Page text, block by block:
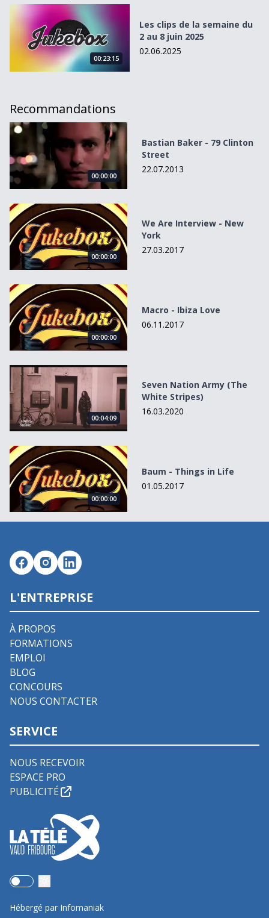
Les clips de la semaine du 2 au 8 juin 2025
00:23:15
Les clips de la semaine du
2 au 8 juin 2025
02.06.2025
Recommandations
Bastian Baker - 79 Clinton Street
00:00:00
Bastian Baker - 79 Clinton
Street
22.07.2013
We Are Interview - New York
00:00:00
We Are Interview - New
York
27.03.2017
Macro - Ibiza Love
00:00:00
Macro - Ibiza Love
06.11.2017
Seven Nation Army (The White Stripes)
00:04:09
Seven Nation Army (The
White Stripes)
16.03.2020
Baum - Things in Life
00:00:00
Baum - Things in Life
01.05.2017
L'ENTREPRISE
À PROPOS
FORMATIONS
EMPLOI
BLOG
CONCOURS
NOUS CONTACTER
SERVICE
NOUS RECEVOIR
ESPACE PRO
PUBLICITÉ
Use setting
Hébergé par Infomaniak